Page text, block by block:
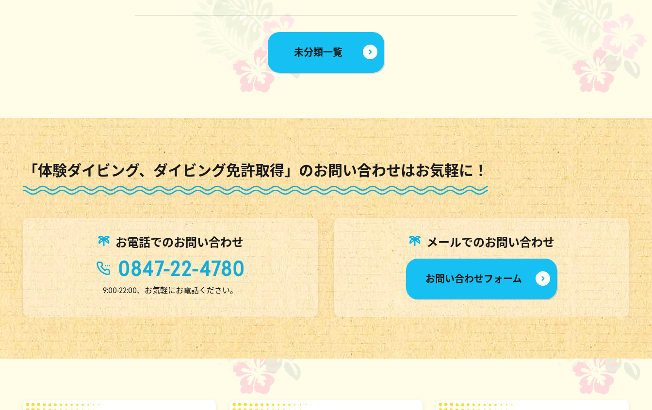
未分類一覧
「体験ダイビング、ダイビング免許取得」のお問い合わせはお気軽に！
お電話でのお問い合わせ
0847-22-4780
9:00-22:00、お気軽にお電話ください。
メールでのお問い合わせ
お問い合わせフォーム